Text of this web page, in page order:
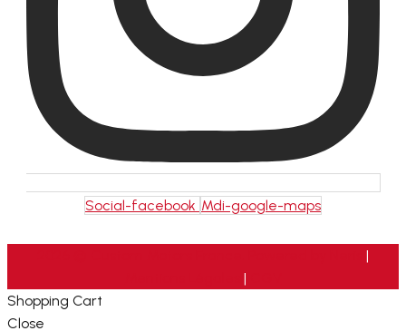
Social-facebook Mdi-google-maps
|
|
Shopping Cart
Close